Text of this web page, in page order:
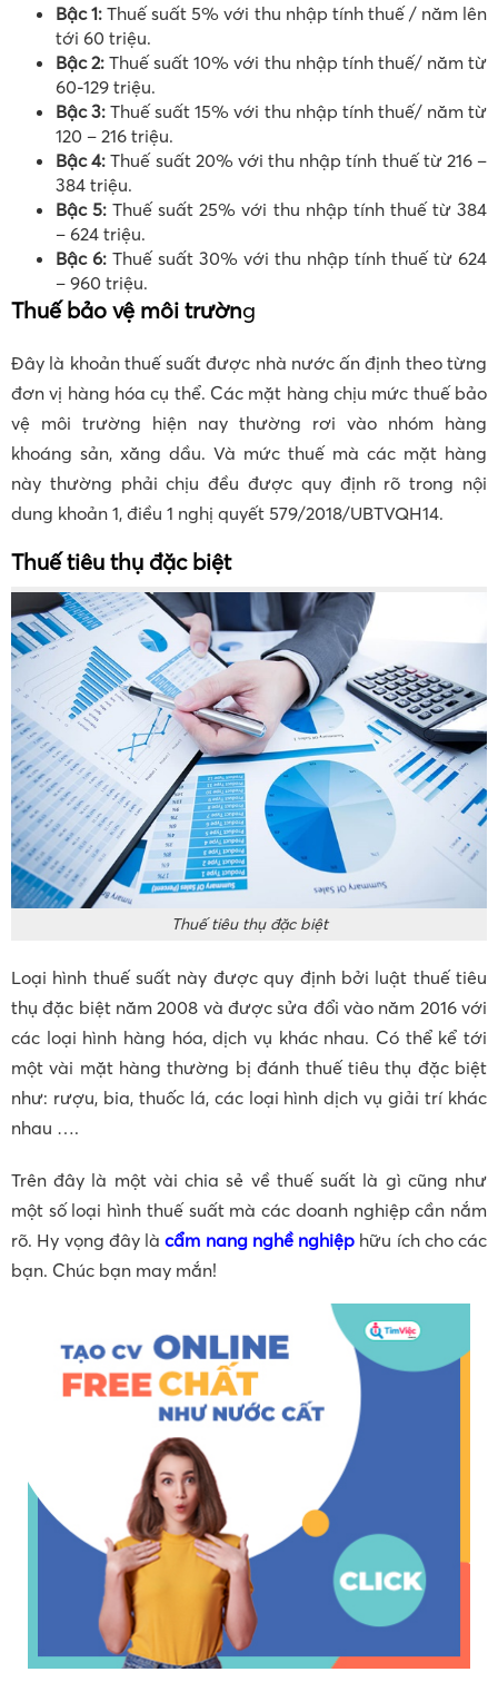
Bậc 1: Thuế suất 5% với thu nhập tính thuế / năm lên
tới 60 triệu.
Bậc 2: Thuế suất 10% với thu nhập tính thuế/ năm từ
60-129 triệu.
Bậc 3: Thuế suất 15% với thu nhập tính thuế/ năm từ
120 – 216 triệu.
Bậc 4: Thuế suất 20% với thu nhập tính thuế từ 216 –
384 triệu.
Bậc 5: Thuế suất 25% với thu nhập tính thuế từ 384
– 624 triệu.
Bậc 6: Thuế suất 30% với thu nhập tính thuế từ 624
– 960 triệu.
Thuế bảo vệ môi trường
Đây là khoản thuế suất được nhà nước ấn định theo từng
đơn vị hàng hóa cụ thể. Các mặt hàng chịu mức thuế bảo
vệ môi trường hiện nay thường rơi vào nhóm hàng
khoáng sản, xăng dầu. Và mức thuế mà các mặt hàng
này thường phải chịu đều được quy định rõ trong nội
dung khoản 1, điều 1 nghị quyết 579/2018/UBTVQH14.
Thuế tiêu thụ đặc biệt
Thuế tiêu thụ đặc biệt
Loại hình thuế suất này được quy định bởi luật thuế tiêu
thụ đặc biệt năm 2008 và được sửa đổi vào năm 2016 với
các loại hình hàng hóa, dịch vụ khác nhau. Có thể kể tới
một vài mặt hàng thường bị đánh thuế tiêu thụ đặc biệt
như: rượu, bia, thuốc lá, các loại hình dịch vụ giải trí khác
nhau ….
Trên đây là một vài chia sẻ về thuế suất là gì cũng như
một số loại hình thuế suất mà các doanh nghiệp cần nắm
rõ. Hy vọng đây làcẩm nang nghề nghiệp hữu ích cho các
bạn. Chúc bạn may mắn!